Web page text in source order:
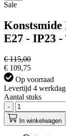
Sale
E27 - IP23
€ 115,00
€ 109,75
Op voorraad
Levertijd 4
Aantal stuks
-
In winkelwagen